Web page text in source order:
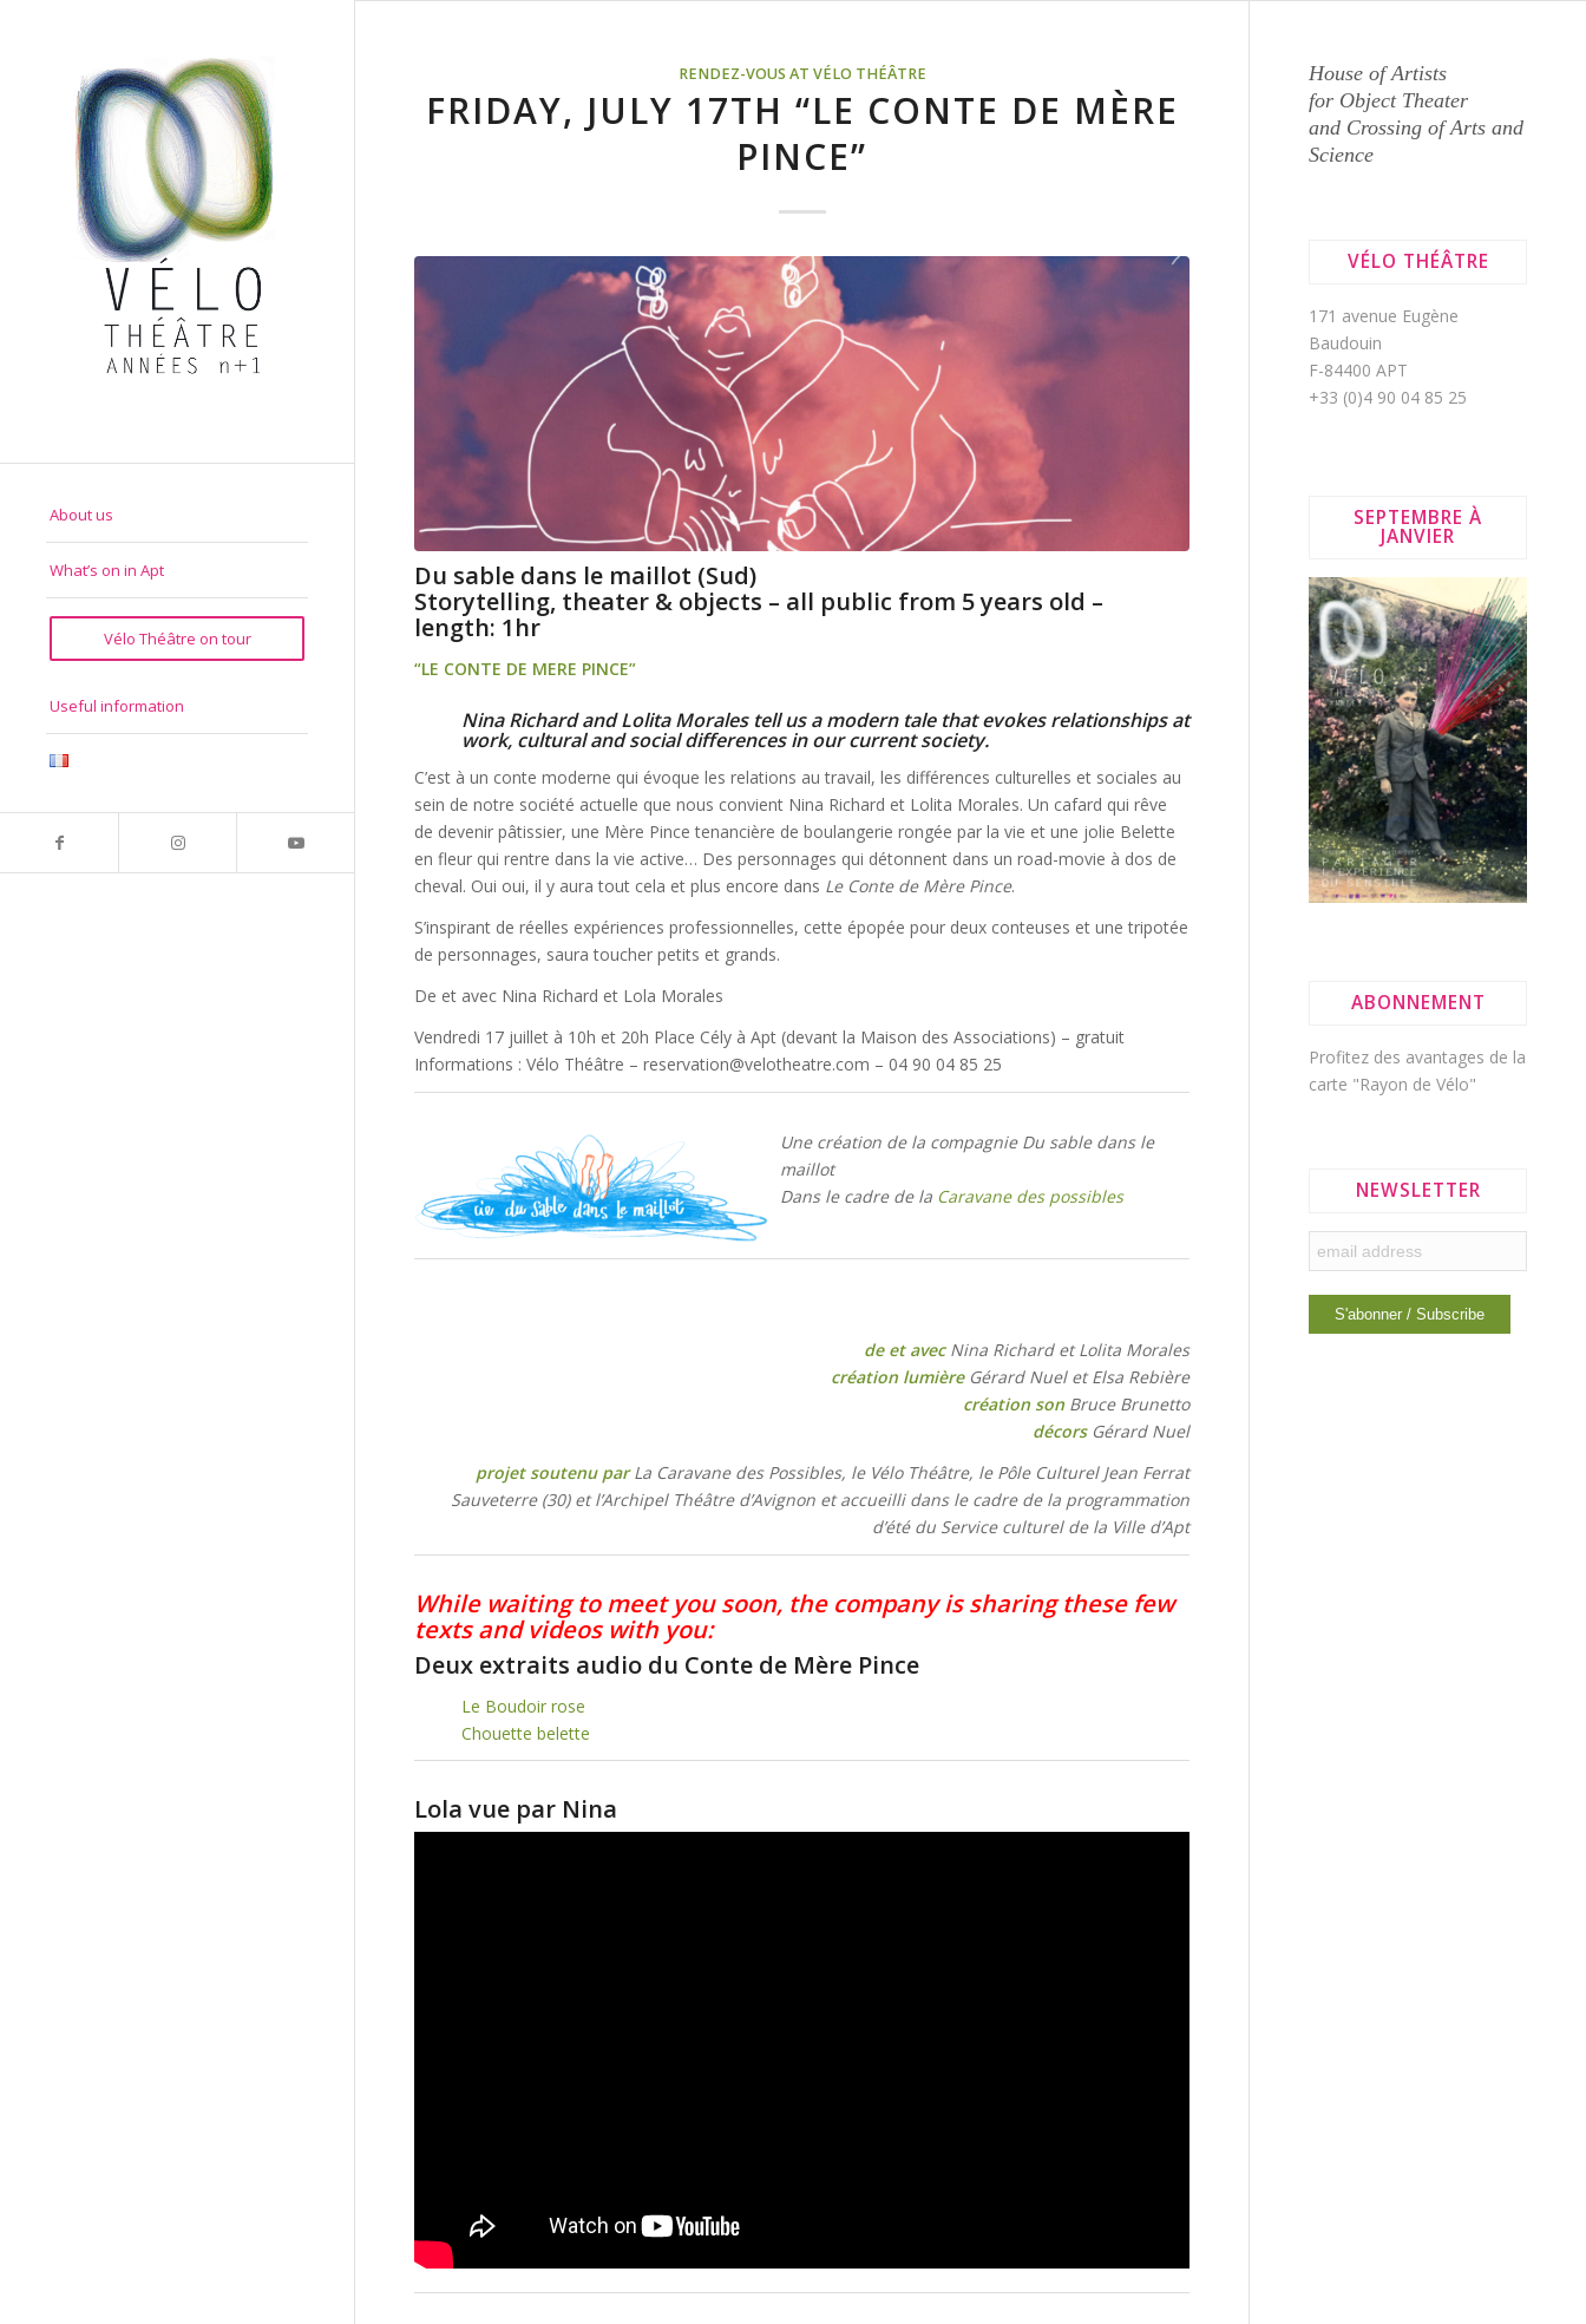
About us
What’s on in Apt
Vélo Théâtre on tour
Useful information
RENDEZ-VOUS AT VÉLO THÉÂTRE
FRIDAY, JULY 17TH “LE CONTE DE MÈRE
PINCE”
Du sable dans le maillot (Sud)
Storytelling, theater & objects – all public from 5 years old –
length: 1hr
“LE CONTE DE MERE PINCE”
Nina Richard and Lolita Morales tell us a modern tale that evokes relationships at
work, cultural and social differences in our current society.
C’est à un conte moderne qui évoque les relations au travail, les différences culturelles et sociales au
sein de notre société actuelle que nous convient Nina Richard et Lolita Morales. Un cafard qui rêve
de devenir pâtissier, une Mère Pince tenancière de boulangerie rongée par la vie et une jolie Belette
en fleur qui rentre dans la vie active… Des personnages qui détonnent dans un road-movie à dos de
cheval. Oui oui, il y aura tout cela et plus encore dans Le Conte de Mère Pince.
S’inspirant de réelles expériences professionnelles, cette épopée pour deux conteuses et une tripotée
de personnages, saura toucher petits et grands.
De et avec Nina Richard et Lola Morales
Vendredi 17 juillet à 10h et 20h Place Cély à Apt (devant la Maison des Associations) – gratuit
Informations : Vélo Théâtre – reservation@velotheatre.com – 04 90 04 85 25
Une création de la compagnie Du sable dans le
maillot
Dans le cadre de la Caravane des possibles
de et avecNina Richard et Lolita Morales
création lumièreGérard Nuel et Elsa Rebière
création son Bruce Brunetto
décorsGérard Nuel
projet soutenu parLa Caravane des Possibles, le Vélo Théâtre, le Pôle Culturel Jean Ferrat
Sauveterre (30) et l’Archipel Théâtre d’Avignon et accueilli dans le cadre de la programmation
d’été du Service culturel de la Ville d’Apt
While waiting to meet you soon, the company is sharing these few
texts and videos with you:
Deux extraits audio du Conte de Mère Pince
Le Boudoir rose
Chouette belette
Lola vue par Nina
House of Artists
for Object Theater
and Crossing of Arts and
Science
VÉLO THÉÂTRE
171 avenue Eugène
Baudouin
F-84400 APT
+33 (0)4 90 04 85 25
SEPTEMBRE À
JANVIER
ABONNEMENT
Profitez des avantages de la
carte "Rayon de Vélo"
NEWSLETTER